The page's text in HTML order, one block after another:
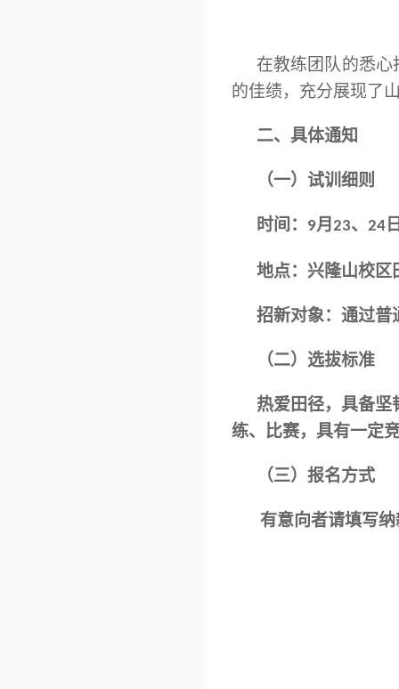
在教练 团队的悉心
的佳绩， 充分展现了
二、 具体通知
（一） 试训细则
时间： 9月 23、 24
地点： 兴隆山校区
招新对象：通过普
（二） 选拔标准
热爱田径，具备坚
练、比赛，具有一定
（三） 报名方式
有意向者请填写